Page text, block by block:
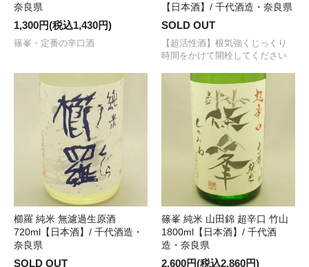
奈良県
1,300円(税込1,430円)
篠峯・定番の辛口酒
【日本酒】/ 千代酒造・奈良県
SOLD OUT
【超活性酒】根気強くじっくり
時間をかけて開栓してください
櫛羅 純米 無濾過生原酒
720ml【日本酒】/ 千代酒造・
奈良県
SOLD OUT
篠峯 純米 山田錦 超辛口 竹山
1800ml【日本酒】/ 千代酒
造・奈良県
2,600円(税込2,860円)